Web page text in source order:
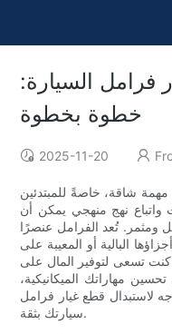
فرامل السيارة:
خطوة بخطوة
2025-11-20
شاقة، خاصةً للمبتدئين
واتباع نهج منهجي يمكن أن
ومثمر. تُعد الفرامل عنصرًا
البالية أو المعيبة على
تسعى لتوفير المال على
مهاراتك الميكانيكية،
لاستبدال قطع غيار فرامل
سيارتك بثقة.